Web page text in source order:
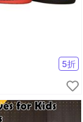
5折